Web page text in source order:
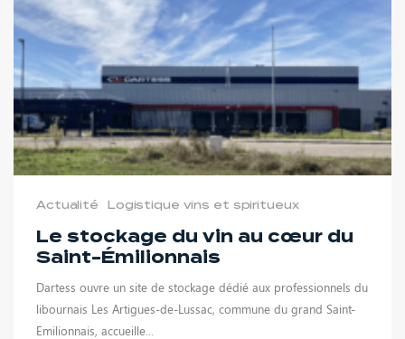
Actualité Logistique vins et spiritueux
Le stockage du vin au cœur du
Saint-Émilionnais
Dartess ouvre un site de stockage dédié aux professionnels du
libournais Les Artigues-de-Lussac, commune du grand Saint-
Emilionnais, accueille...